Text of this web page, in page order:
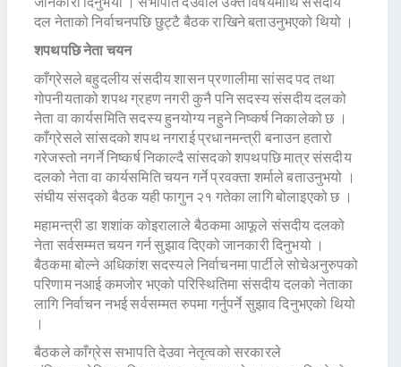
दल नेताको निर्वाचनपछि छुट्टै बैठक राखिने बताउनुभएको थियो ।
शपथपछि नेता चयन
काँग्रेसले बहुदलीय संसदीय शासन प्रणालीमा सांसद पद तथा
गोपनीयताको शपथ ग्रहण नगरी कुनै पनि सदस्य संसदीय दलको
नेता वा कार्यसमिति सदस्य हुनयोग्य नहुने निष्कर्ष निकालेको छ ।
काँग्रेसले सांसदको शपथ नगराई प्रधानमन्त्री बनाउन हतारो
गरेजस्तो नगर्ने निष्कर्ष निकाल्दै सांसदको शपथपछि मात्र संसदीय
दलको नेता वा कार्यसमिति चयन गर्ने प्रवक्ता शर्माले बताउनुभयो ।
संघीय संसद्को बैठक यही फागुन २१ गतेका लागि बोलाइएको छ ।
महामन्त्री डा शशांक कोइरालाले बैठकमा आफूले संसदीय दलको
नेता सर्वसम्मत चयन गर्न सुझाव दिएको जानकारी दिनुभयो ।
बैठकमा बोल्ने अधिकांश सदस्यले निर्वाचनमा पार्टीले सोचेअनुरुपको
परिणाम नआई कमजोर भएको परिस्थितिमा संसदीय दलको नेताका
लागि निर्वाचन नभई सर्वसम्मत रुपमा गर्नुपर्ने सुझाव दिनुभएको थियो
।
बैठकले काँग्रेस सभापति देउवा नेतृत्वको सरकारले